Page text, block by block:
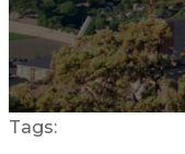
Tags: